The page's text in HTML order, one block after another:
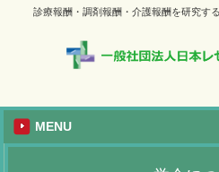
診療報酬・調剤報酬・介護報酬を研究す
MENU